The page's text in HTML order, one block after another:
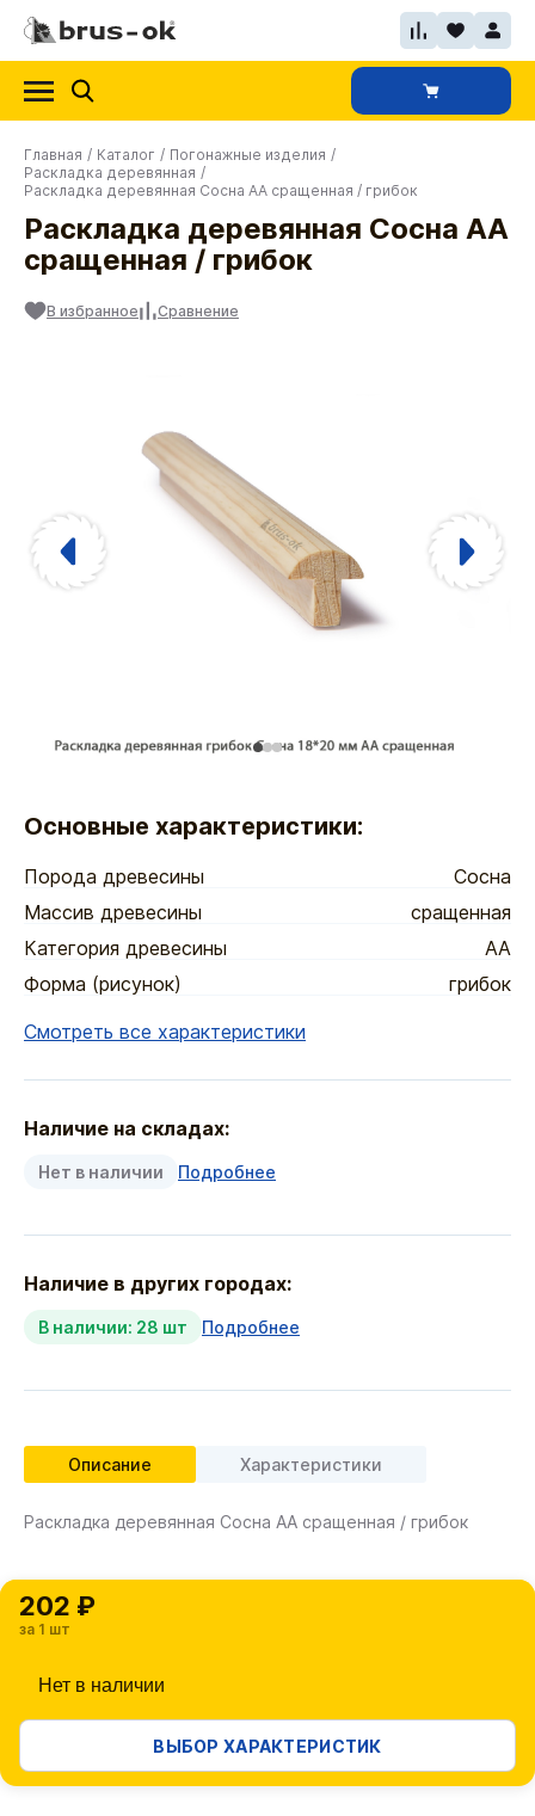
Главная / Каталог / Погонажные изделия /
Раскладка деревянная /
Раскладка деревянная Сосна АА сращенная / грибок
Раскладка деревянная Сосна АА
сращенная / грибок
В избранное Сравнение
Основные характеристики:
Порода древесины
Сосна
Массив древесины
сращенная
Категория древесины
АА
Форма (рисунок)
грибок
Смотреть все характеристики
Наличие на складах:
Нет в наличии Подробнее
Наличие в других городах:
В наличии: 28 шт Подробнее
Описание Характеристики
Раскладка деревянная Сосна АА сращенная / грибок
202 ₽
за 1 шт
Нет в наличии
ВЫБОР ХАРАКТЕРИСТИК